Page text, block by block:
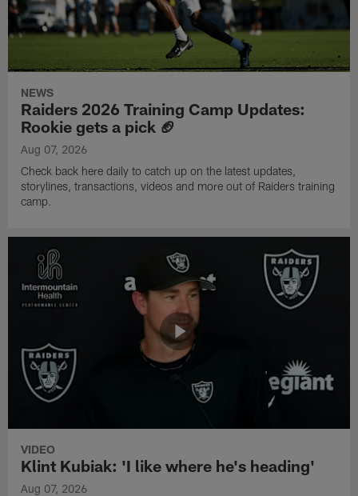
NEWS
Raiders 2026 Training Camp Updates:
Rookie gets a pick 🏈
Aug 07, 2026
Check back here daily to catch up on the latest updates,
storylines, transactions, videos and more out of Raiders training
camp.
VIDEO
Klint Kubiak: 'I like where he's heading'
Aug 07, 2026